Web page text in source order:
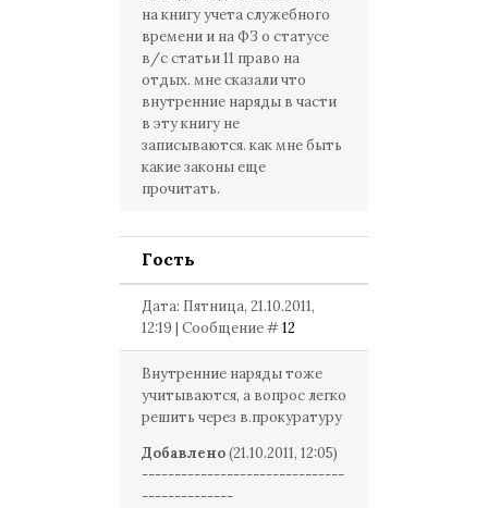
на книгу учета служебного
времени и на ФЗ о статусе
в/с статьи 11 право на
отдых. мне сказали что
внутренние наряды в части
в эту книгу не
записываются. как мне быть
какие законы еще
прочитать.
Гость
Дата: Пятница, 21.10.2011,
12:19 | Сообщение #12
Внутренние наряды тоже
учитываются, а вопрос легко
решить через в.прокуратуру
Добавлено(21.10.2011, 12:05)
-------------------------------
--------------